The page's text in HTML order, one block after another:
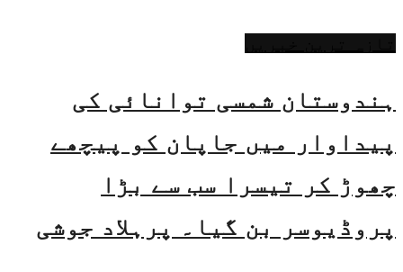
ہندوستان شمسی توانائی کی
پیداوار میں جاپان کو پیچھے
چھوڑ کر تیسرا سب سے بڑا
پروڈیوسر بن گیا۔ پرہلاد جوشی